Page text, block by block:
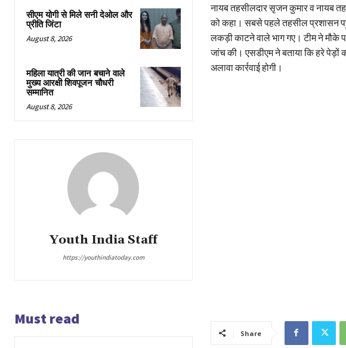
सीएम योगी से मिले सनी देओल और
प्रीति जिंटा
August 8, 2026
महिला यात्री की जान बचाने वाले
मुख्य आरक्षी शिवपूजन चौधरी
सम्मानित
August 8, 2026
Youth India Staff
https://youthindiatoday.com
नायब तहसीलदार सृजन कुमार व नायब
को कहा। सबसे पहले तहसील प्रशासन
लकड़ी काटने वाले भाग गए। टीम ने मौके
जांच की। एसडीएम ने बताया कि हरे पेड़ों
अलावा कार्रवाई होगी।
Must read
Share